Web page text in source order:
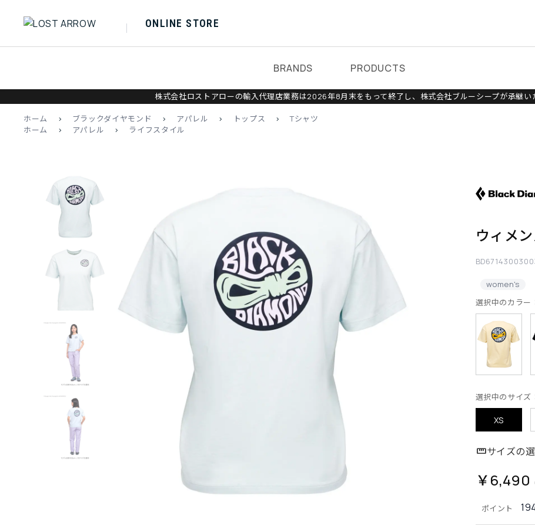
ONLINE STORE
BRANDS PRODUCTS
株式会社ロストアローの輸入代理店業務は2026年8月末をもって終了し、株式会社ブルーシープが承継い
ホーム > ブラックダイヤモンド > アパレル > トップス >
Tシャツ
ホーム
> アパレル > ライフスタイル
ウィメ
women's
ポイント
選択中のカラー
選択中のサイズ
XS
サイズの
￥6,490